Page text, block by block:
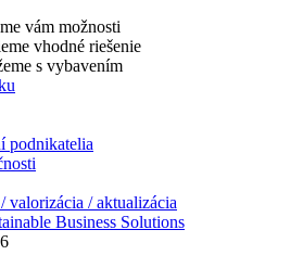
vám možnosti
vhodné riešenie
s vybavením
podnikatelia
valorizácia / aktualizácia
Business Solutions